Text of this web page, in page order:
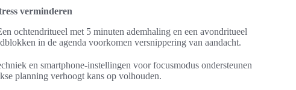
verminderen
ochtendritueel met 5 minuten ademhaling en een avondritueel
in de agenda voorkomen versnippering van aandacht.
en smartphone-instellingen voor focusmodus ondersteunen
planning verhoogt kans op volhouden.